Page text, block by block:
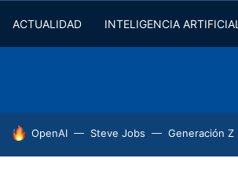
ACTUALIDAD INTELIGENCIA ARTIFICIAL
HOY SE HABLA DE
OpenAI Steve Jobs Generación Z